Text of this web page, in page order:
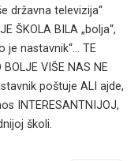
državna televizija“
ŠKOLA BILA „bolja“,
je nastavnik“… TE
BOLJE VIŠE NAS NE
poštuje ALI ajde,
INTERESANTNIJOJ,
školi.